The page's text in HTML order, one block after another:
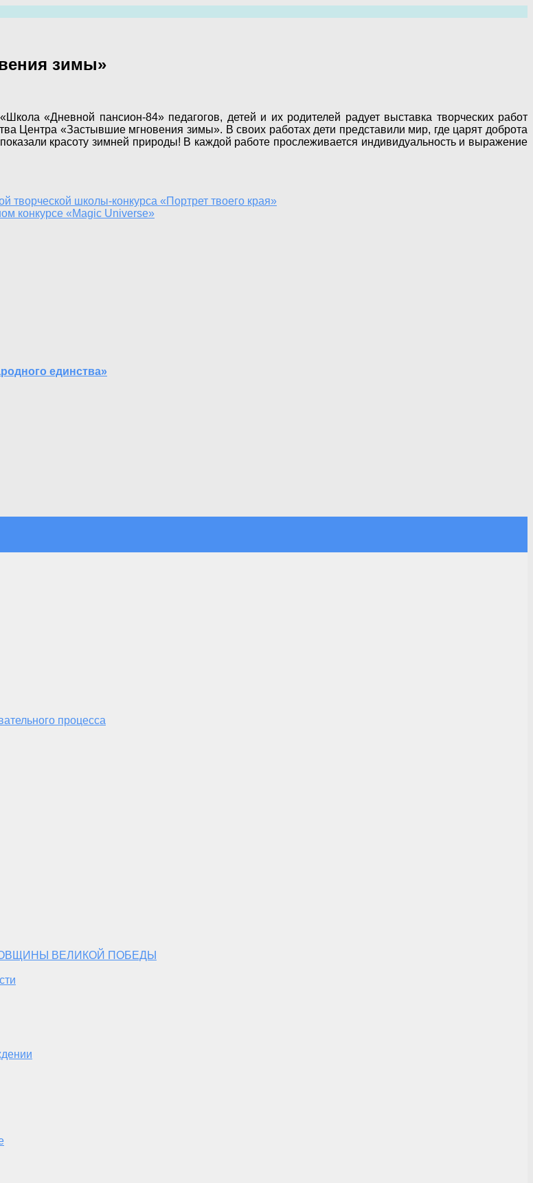
зимы»
«Дневной пансион-84» педагогов, детей и их родителей радует выставка творческих работ
Центра «Застывшие мгновения зимы». В своих работах дети представили мир, где царят доброта
красоту зимней природы! В каждой работе прослеживается индивидуальность и выражение
творческой школы-конкурса «Портрет твоего края»
конкурсе «Magic Universe»
единства»
процесса
ВЕЛИКОЙ ПОБЕДЫ